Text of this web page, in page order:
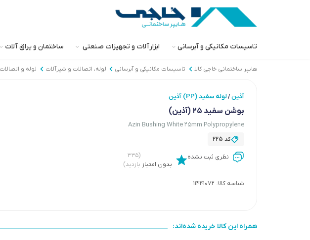
تاسیسات مکانیکی و آبرسانی ابزارآلات و تجهیزات صنعتی ساختمان و یراق آلات
هایپر ساختمانی خاجی‌ کالا تاسیسات مکانیکی و آبرسانی لوله، اتصالات و شیرآلات لوله و
آذین/لوله سفید (PP) آذین
بوشن سفید 25 (آذین)
Azin Bushing White 25mm Polypropylene
کد 225
نظری ثبت نشده
بدون امتیاز
(۳۳۵
بازدید)
شناسه کالا: 11441072
همراه این کالا خریده شده‌اند: